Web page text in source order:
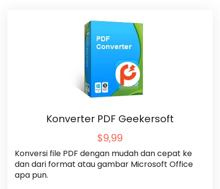
Konverter PDF Geekersoft
$9,99
Konversi file PDF dengan mudah dan cepat ke
dan dari format atau gambar Microsoft Office
apa pun.